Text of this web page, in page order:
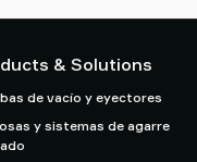
& Solutions
de vacío y eyectores
y sistemas de agarre